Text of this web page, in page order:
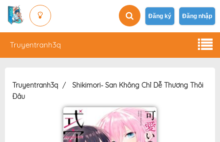
Đăng ký Đăng nhập
Truyentranh3q
Truyentranh3q
Shikimori- San Không Chỉ Dễ Thương Thôi
Đâu